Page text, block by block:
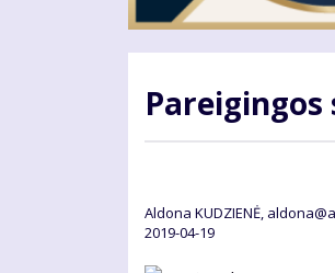
Aldona KUDZIENĖ,
2019-04-19